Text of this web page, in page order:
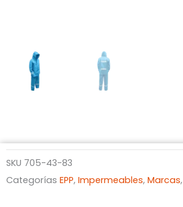
SKU 705-43-83
Categorías EPP, Impermeables, Marcas,